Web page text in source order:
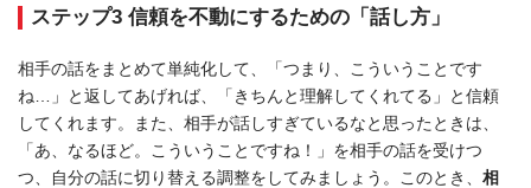
ステップ3 信頼を不動にするための「話し方」
相手の話をまとめて単純化して、「つまり、こういうことです
ね…」と返してあげれば、「きちんと理解してくれてる」と信頼
してくれます。また、相手が話しすぎているなと思ったときは、
「あ、なるほど。こういうことですね！」を相手の話を受けつ
つ、自分の話に切り替える調整をしてみましょう。このとき、 相